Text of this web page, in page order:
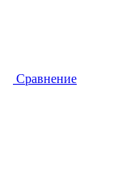
Сравнение